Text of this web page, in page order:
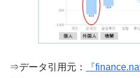
た ⇒ 国家が行った恐るべき株
『Money1』
韓国･警察職員
『Money1』
中国だけが鉄
⇒データ引用元：
『